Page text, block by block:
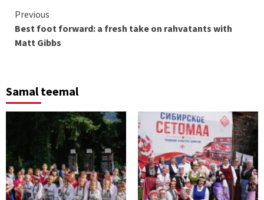
Continue
Reading
Previous
Best foot forward: a fresh take on rahvatants with
Matt Gibbs
Samal teemal